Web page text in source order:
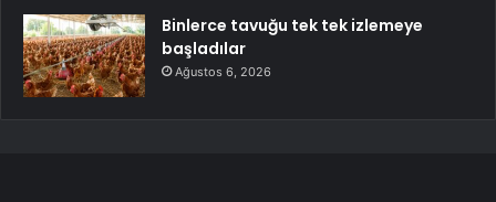
Binlerce tavuğu tek tek izlemeye
başladılar
Ağustos 6, 2026